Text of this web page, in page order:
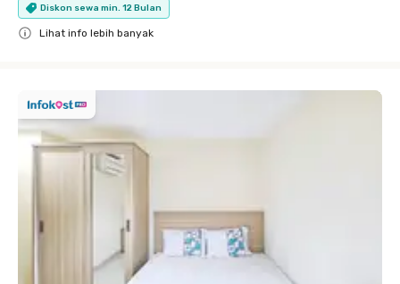
Diskon sewa min. 12 Bulan
Lihat info lebih banyak